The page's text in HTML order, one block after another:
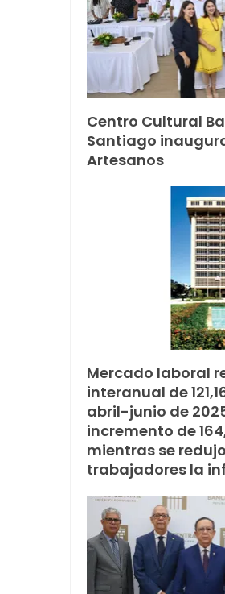
Centro Cultural
Santiago
Artesanos
Mercado laboral
interanual de
abril-junio de
incremento de
mientras se
trabajadores la